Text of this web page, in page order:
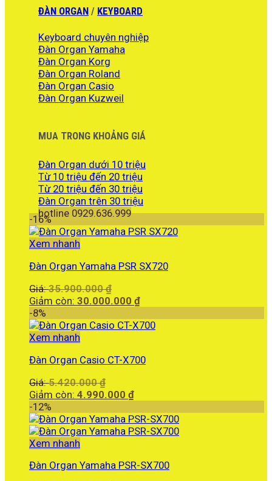
27.900.000 ₫.
tại
là:
25.200.000 ₫.
ĐÀN ORGAN / KEYBOARD
Keyboard chuyên nghiệp
Đàn Organ Yamaha
Đàn Organ Korg
Đàn Organ Roland
Đàn Organ Casio
Đàn Organ Kuzweil
MUA TRONG KHOẢNG GIÁ
Đàn Organ dưới 10 triệu
Từ 10 triệu đến 20 triệu
Từ 20 triệu đến 30 triệu
Đàn Organ trên 30 triệu
hotline 0929.636.999
-16%
Xem nhanh
Đàn Organ Yamaha PSR SX720
Giá:35.900.000₫
gốc
35.900.000 ₫.
Giảm còn: 30.000.000 ₫Giá
tại
-8%
Xem nhanh
Đàn Organ Casio CT-X700
Giá:5.420.000₫
gốc
5.420.000 ₫.
Giảm còn: 4.990.000 ₫Giá
tại
là:
-12%
Xem nhanh
Đàn Organ Yamaha PSR-SX700